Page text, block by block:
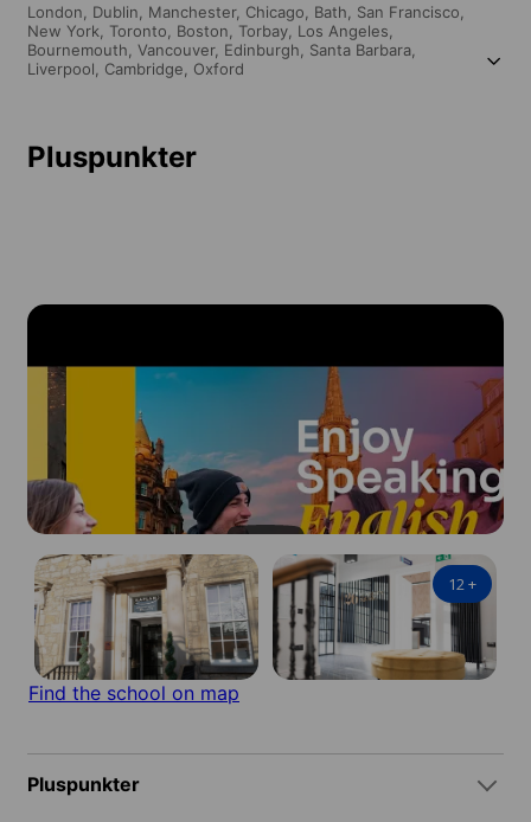
London, Dublin, Manchester, Chicago, Bath, San Francisco,
New York, Toronto, Boston, Torbay, Los Angeles,
Bournemouth, Vancouver, Edinburgh, Santa Barbara,
Liverpool, Cambridge, Oxford
Pluspunkter
12+
Find the school on map
Pluspunkter